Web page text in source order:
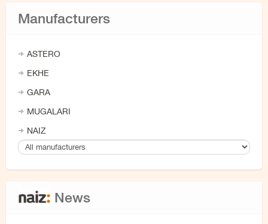
Manufacturers
ASTERO
EKHE
GARA
MUGALARI
NAIZ
News